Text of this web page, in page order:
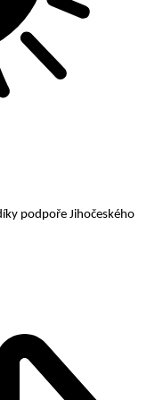
podpoře Jihočeského